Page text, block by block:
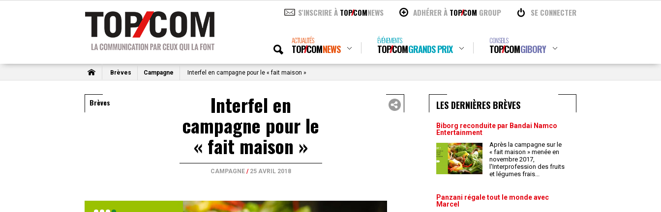
S'INSCRIRE À TOPCOMNEWS ADHÉRER À TOPCOM GROUP SE CONNECTER
ACTUALITÉS
TOPCOMNEWS
ÉVÉNEMENTS
TOPCOMGRANDS PRIX
CONSEILS
TOPCOMGIBORY
Brèves Campagne Interfel en campagne pour le « fait maison »
Brèves Interfel en
campagne pour le
« fait maison »
CAMPAGNE / 25 AVRIL 2018
LES DERNIÈRES BRÈVES
Biborg reconduite par Bandai Namco
Entertainment
Après la campagne sur le
« fait maison » menée en
novembre 2017,
l'Interprofession des fruits
et légumes frais...
Panzani régale tout le monde avec
Marcel